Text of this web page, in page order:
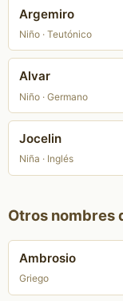
Argemiro
Niño · Teutónico
Alvar
Niño · Germano
Jocelin
Niña · Inglés
Otros nombres
Ambrosio
Griego